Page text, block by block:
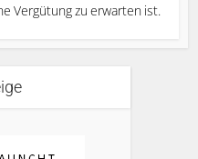
Vergütung zu erwarten ist.